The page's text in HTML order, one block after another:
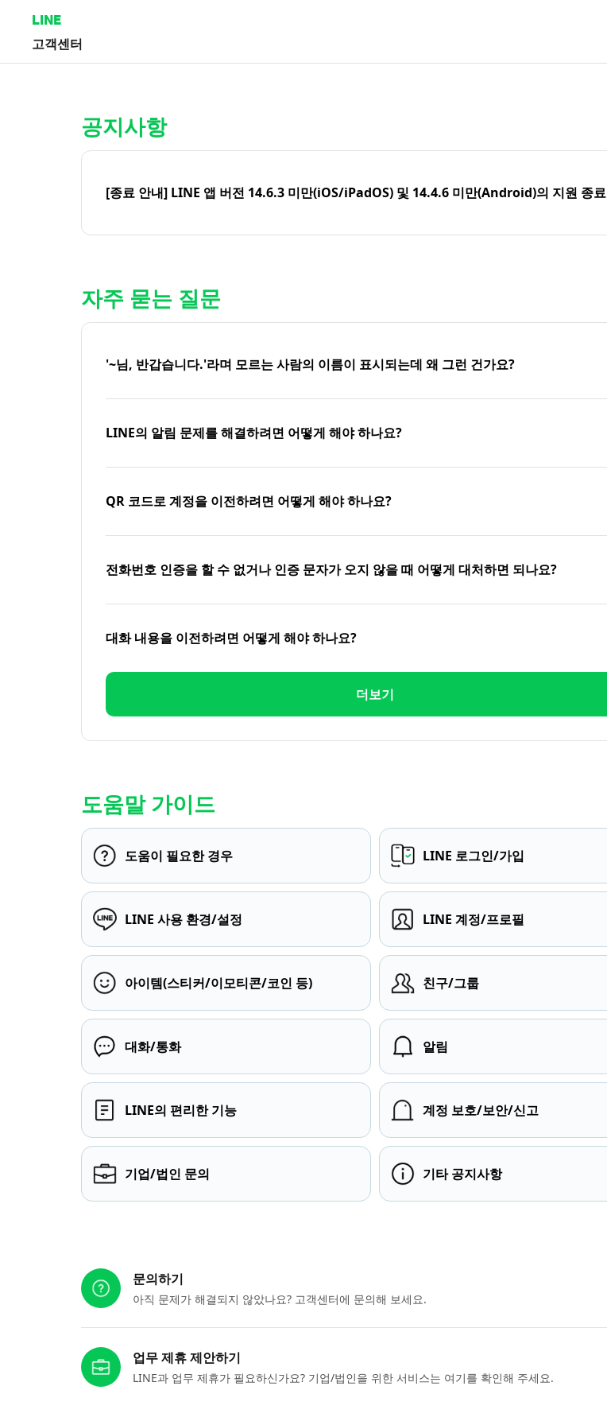
LINE
고객센터
공지사항
[종료 안내] LINE 앱 버전 14.6.3 미만(iOS/iPadOS) 및 14.4.6 미만(Android)의 지원 종료
자주 묻는 질문
'~님, 반갑습니다.'라며 모르는 사람의 이름이 표시되는데 왜 그런 건가요?
LINE의 알림 문제를 해결하려면 어떻게 해야 하나요?
QR 코드로 계정을 이전하려면 어떻게 해야 하나요?
전화번호 인증을 할 수 없거나 인증 문자가 오지 않을 때 어떻게 대처하면 되나요?
대화 내용을 이전하려면 어떻게 해야 하나요?
더보기
도움말 가이드
도움이 필요한 경우 LINE 로그인/가입
LINE 사용 환경/설정 LINE 계정/프로필
아이템(스티커/이모티콘/코인 등) 친구/그룹
대화/통화 알림
LINE의 편리한 기능 계정 보호/보안/신고
기업/법인 문의 기타 공지사항
문의하기
아직 문제가 해결되지 않았나요? 고객센터에 문의해 보세요.
업무 제휴 제안하기
LINE과 업무 제휴가 필요하신가요? 기업/법인을 위한 서비스는 여기를 확인해 주세요.